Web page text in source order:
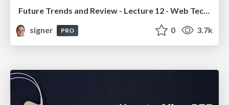
Future Trends and Review - Lecture 12 - Web Technologies (1019888BNR)
signer
PRO 0 3.7k